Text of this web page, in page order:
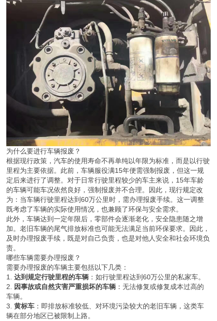
为什么要进行车辆报废？
根据现行政策，汽车的使用寿命不再单纯以年限为标准，而是以行驶
里程为主要依据。此前，车辆服役满15年便需强制报废，但这一规
定后来进行了调整。对于日常行驶里程较少的车主来说，15年车龄
的车辆可能车况依然良好，强制报废并不合理。因此，现行规定改
为：当车辆行驶里程达到60万公里时，需办理报废手续。这一调整
既考虑了车辆的实际使用情况，也兼顾了环保与安全需求。
此外，车辆达到一定年限后，零部件会逐渐老化，安全隐患随之增
加。老旧车辆的尾气排放标准也可能无法满足当前环保要求。因此，
及时办理报废手续，既是对自己负责，也是对他人安全和社会环境负
责。
哪些车辆需要办理报废？
需要办理报废的车辆主要包括以下几类：
1.达到规定行驶里程的车辆 ：如行驶里程达到60万公里的私家车。
2.
因事故或自然灾害严重损坏的车辆 ：无法修复或修复成本过高的
车辆。
3.黄标车 ：即排放标准较低、对环境污染较大的老旧车辆，这类车
辆在部分地区已被限制上路。